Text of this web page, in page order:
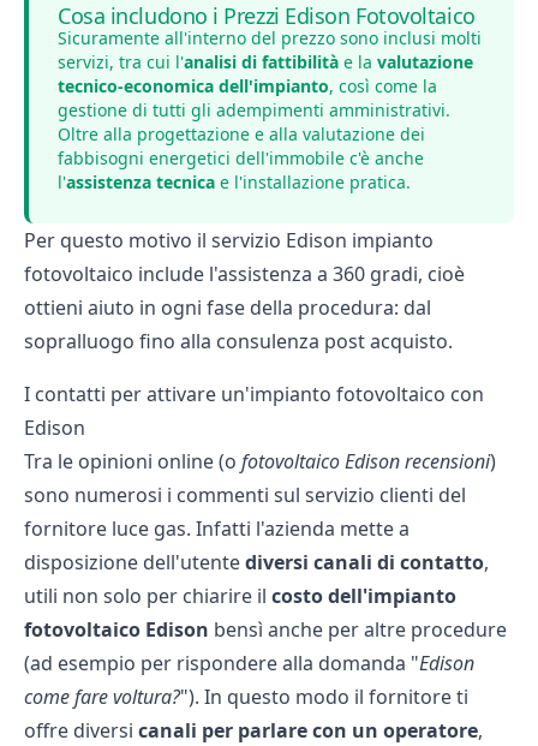
Cosa includono i Prezzi Edison Fotovoltaico
Sicuramente all'interno del prezzo sono inclusi molti
servizi, tra cui l'analisi di fattibilità e la valutazione
tecnico-economica dell'impianto, così come la
gestione di tutti gli adempimenti amministrativi.
Oltre alla progettazione e alla valutazione dei
fabbisogni energetici dell'immobile c'è anche
l'assistenza tecnica e l'installazione pratica.
Per questo motivo il servizio Edison impianto
fotovoltaico include l'assistenza a 360 gradi, cioè
ottieni aiuto in ogni fase della procedura: dal
sopralluogo fino alla consulenza post acquisto.
I contatti per attivare un'impianto fotovoltaico con
Edison
Tra le opinioni online (o fotovoltaico Edison recensioni)
sono numerosi i commenti sul servizio clienti del
fornitore luce gas. Infatti l'azienda mette a
disposizione dell'utentediversi canali di contatto,
utili non solo per chiarire il costo dell'impianto
fotovoltaico Edison bensì anche per altre procedure
(ad esempio per rispondere alla domanda "Edison
come fare voltura?"). In questo modo il fornitore ti
offre diversi canali per parlare con un operatore,